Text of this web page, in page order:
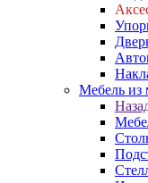
Мебель из